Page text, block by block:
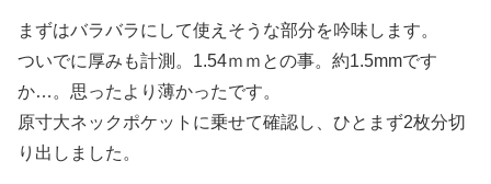
まずはバラバラにして使えそうな部分を吟味します。
ついでに厚みも計測。1.54ｍｍとの事。約1.5mmです
か…。思ったより薄かったです。
原寸大ネックポケットに乗せて確認し、ひとまず2枚分切
り出しました。